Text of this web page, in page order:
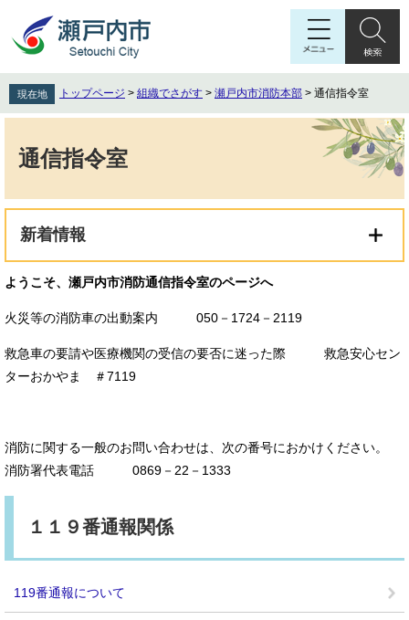
先
頭
を
飛
文
現在地 トップページ > 組織でさがす > 瀬戸内市消防本部 > 通信指令室
通信指令室
新着情報
ようこそ、瀬戸内市消防通信指令室のページへ
火災等の消防車の出動案内 050－1724－2119
救急車の要請や医療機関の受信の要否に迷った際 救急安心セン
ターおかやま ＃7119
消防に関する一般のお問い合わせは、次の番号におかけください。
消防署代表電話 0869－22－1333
１１９番通報関係
119番通報について